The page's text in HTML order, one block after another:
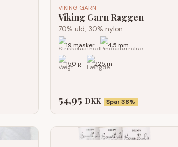
VIKING GARN
Viking Garn Raggen
70% uld, 30% nylon
19 masker 4,5 mm
150 g 225 m
54,95 DKK Spar 38%